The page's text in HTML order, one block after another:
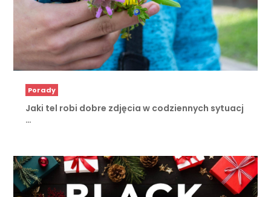
Porady
Jaki tel robi dobre zdjęcia w codziennych sytuacj
…